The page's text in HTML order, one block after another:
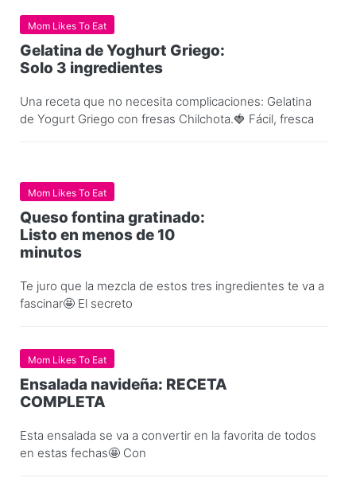
Mom Likes To Eat
Gelatina de Yoghurt Griego:
Solo 3 ingredientes
Una receta que no necesita complicaciones: Gelatina
de Yogurt Griego con fresas Chilchota.🍓 Fácil, fresca
Mom Likes To Eat
Queso fontina gratinado:
Listo en menos de 10
minutos
Te juro que la mezcla de estos tres ingredientes te va a
fascinar🤩 El secreto
Mom Likes To Eat
Ensalada navideña: RECETA
COMPLETA
Esta ensalada se va a convertir en la favorita de todos
en estas fechas🤩 Con